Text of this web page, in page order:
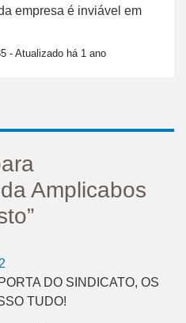
empresa é inviável em
- Atualizado há 1 ano
Amplicabos
DO SINDICATO, OS
TUDO!